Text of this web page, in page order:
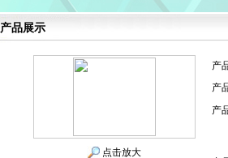
产品展示
点击放大
产
产
产